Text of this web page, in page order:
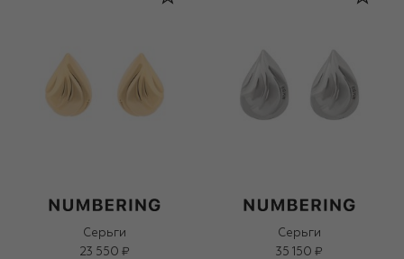
Серьги
23 550 ₽
Серьги
35 150 ₽